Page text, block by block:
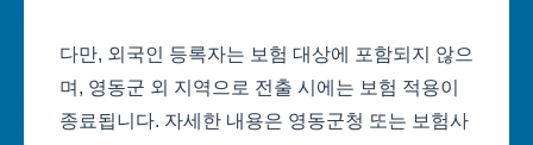
다만, 외국인 등록자는 보험 대상에 포함되지 않으
며, 영동군 외 지역으로 전출 시에는 보험 적용이
종료됩니다. 자세한 내용은 영동군청 또는 보험사